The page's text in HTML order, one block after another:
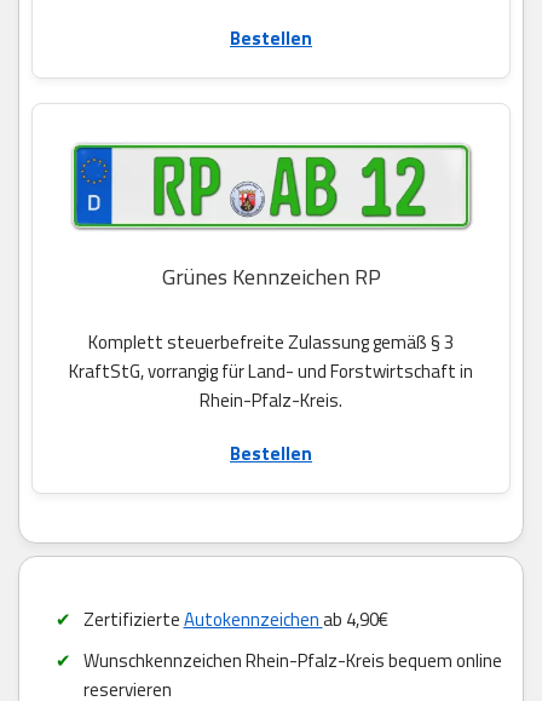
Bestellen
Grünes Kennzeichen RP
Komplett steuerbefreite Zulassung gemäß § 3
KraftStG, vorrangig für Land- und Forstwirtschaft in
Rhein-Pfalz-Kreis.
Bestellen
ZertifizierteAutokennzeichenab 4,90€
Wunschkennzeichen Rhein-Pfalz-Kreis bequem online
reservieren